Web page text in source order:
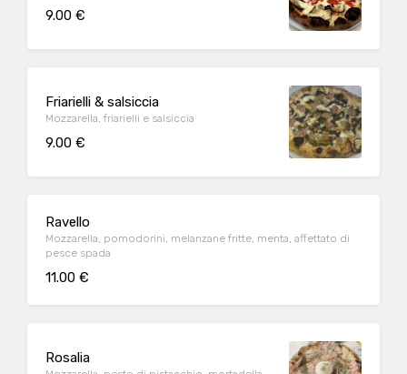
9.00 €
Friarielli & salsiccia
Mozzarella, friarielli e salsiccia
9.00 €
Ravello
Mozzarella, pomodorini, melanzane fritte, menta, affettato di
pesce spada
11.00 €
Rosalia